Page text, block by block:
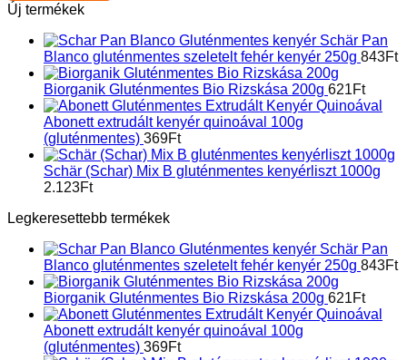
Új termékek
Schär Pan
Blanco gluténmentes szeletelt fehér kenyér 250g 843Ft
Biorganik Gluténmentes Bio Rizskása 200g 621Ft
Abonett extrudált kenyér quinoával 100g
(gluténmentes) 369Ft
Schär (Schar) Mix B gluténmentes kenyérliszt 1000g
2.123Ft
Legkeresettebb termékek
Schär Pan
Blanco gluténmentes szeletelt fehér kenyér 250g 843Ft
Biorganik Gluténmentes Bio Rizskása 200g 621Ft
Abonett extrudált kenyér quinoával 100g
(gluténmentes) 369Ft